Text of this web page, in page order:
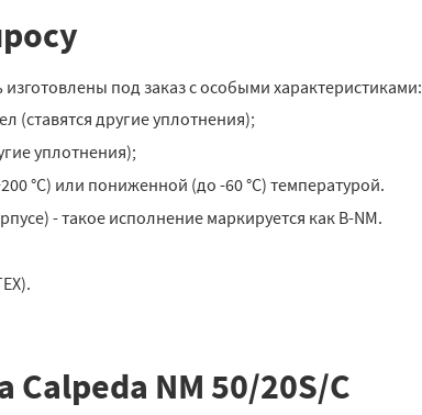
под заказ с особыми характеристиками:
(ставятся другие уплотнения);
уплотнения);
°C) или пониженной (до -60 °C) температурой.
- такое исполнение маркируется как B-NM.
NM 50/20S/C